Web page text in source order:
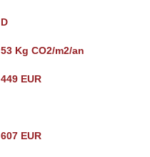
D
53 Kg CO2/m2/an
449 EUR
607 EUR